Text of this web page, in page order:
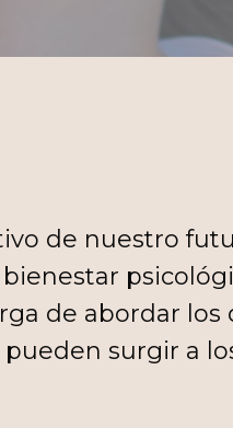
de nuestro
de abordar
surgir a